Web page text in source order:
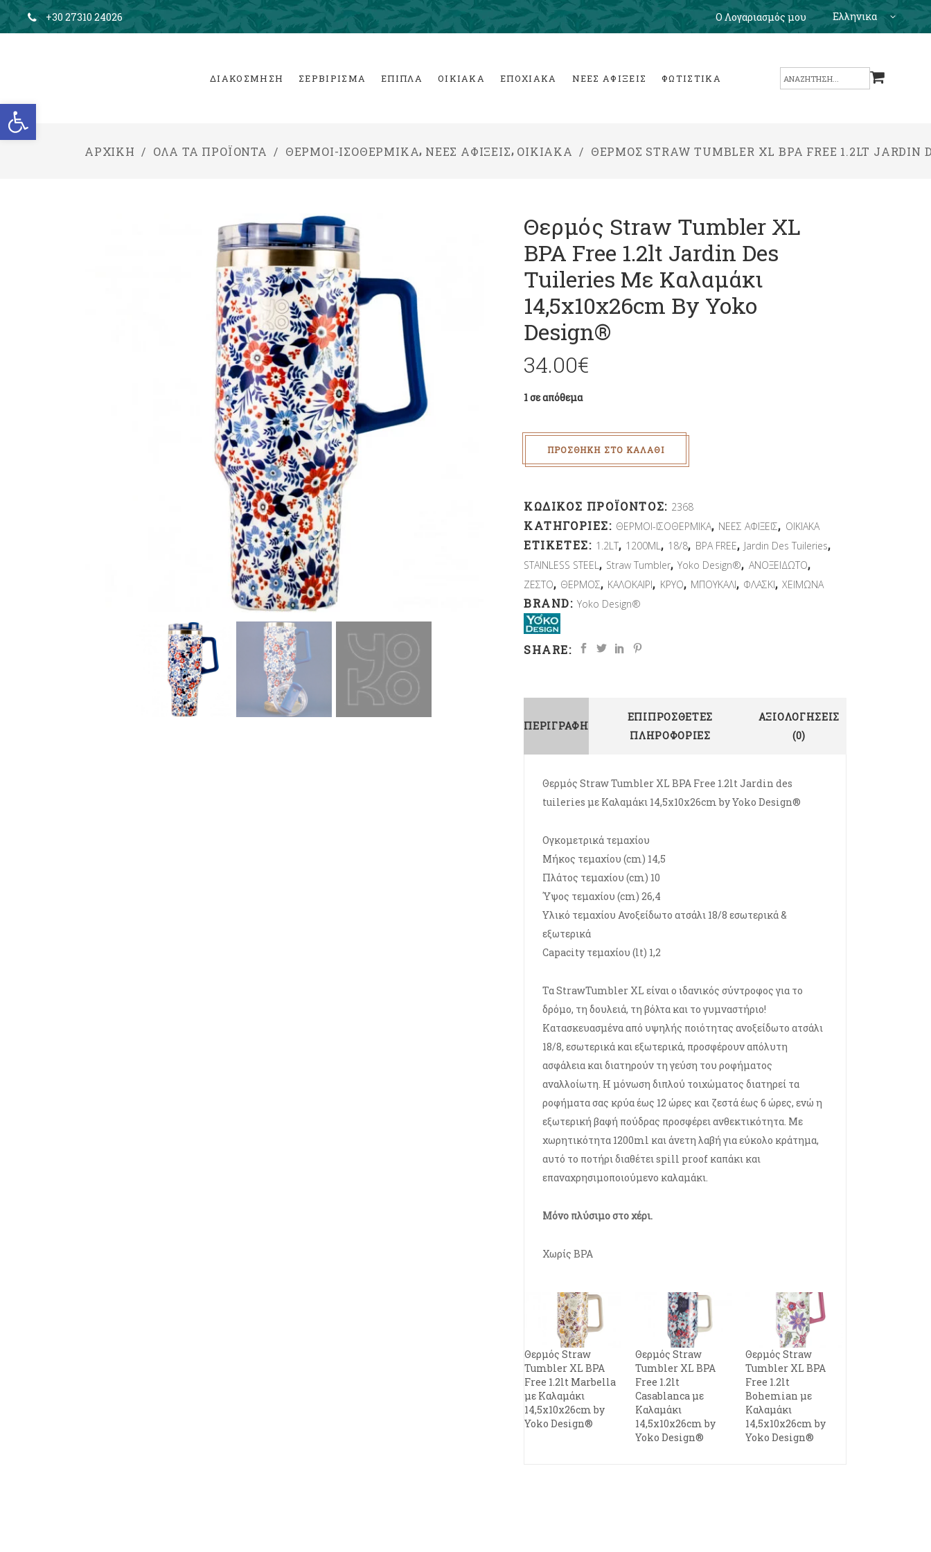
Ανοίξτε τη γραμμή εργαλείων
+30 27310 24026 Ο Λογαριασμός μου Ελληνικα
ΔΙΑΚΟΣΜΗΣΗ ΣΕΡΒΙΡΙΣΜΑ ΕΠΙΠΛΑ ΟΙΚΙΑΚΑ ΕΠΟΧΙΑΚΑ ΝΕΕΣ ΑΦΙΞΕΙΣ ΦΩΤΙΣΤΙΚΑ
Search
ΑΡΧΙΚΉ / ΌΛΑ ΤΑ ΠΡΟΪΌΝΤΑ / ΘΕΡΜΟΙ-ΙΣΟΘΕΡΜΙΚΑ, ΝΕΕΣ ΑΦΙΞΕΙΣ, ΟΙΚΙΑΚΑ / ΘΕΡΜΌΣ STRAW TUMBLER XL BPA FREE 1.2LT
Θερμός Straw Tumbler XL
BPA Free 1.2lt Jardin Des
Tuileries Με Καλαμάκι
14,5x10x26cm By Yoko
Design®
34.00€
1 σε απόθεμα
ΠΡΟΣΘΉΚΗ ΣΤΟ ΚΑΛΆΘΙ
ΚΩΔΙΚΌΣ ΠΡΟΪΌΝΤΟΣ: 2368
ΚΑΤΗΓΟΡΊΕΣ: ΘΕΡΜΟΙ-ΙΣΟΘΕΡΜΙΚΑ, ΝΕΕΣ ΑΦΙΞΕΙΣ, ΟΙΚΙΑΚΑ
ΕΤΙΚΈΤΕΣ: 1.2LT, 1200ML, 18/8, BPA FREE, Jardin Des Tuileries,
STAINLESS STEEL, Straw Tumbler,Yoko Design®, ΑΝΟΞΕΙΔΩΤΟ,
ΖΕΣΤΟ, ΘΕΡΜΟΣ, ΚΑΛΟΚΑΙΡΙ, ΚΡΥΟ, ΜΠΟΥΚΑΛΙ, ΦΛΑΣΚΙ,ΧΕΙΜΩΝΑ
BRAND:Yoko Design®
SHARE:
ΠΕΡΙΓΡΑΦΉ
ΕΠΙΠΡΌΣΘΕΤΕΣ
ΠΛΗΡΟΦΟΡΊΕΣ
ΑΞΙΟΛΟΓΉΣΕΙΣ
(0)
Θερμός Straw Tumbler XL BPA Free 1.2lt Jardin des
tuileries με Καλαμάκι 14,5x10x26cm by Yoko Design®
Ογκομετρικά τεμαχίου
Μήκος τεμαχίου (cm) 14,5
Πλάτος τεμαχίου (cm) 10
Ύψος τεμαχίου (cm) 26,4
Υλικό τεμαχίου Ανοξείδωτο ατσάλι 18/8 εσωτερικά &
εξωτερικά
Capacity τεμαχίου (lt) 1,2
Τα StrawTumbler XL είναι ο ιδανικός σύντροφος για το
δρόμο, τη δουλειά, τη βόλτα και το γυμναστήριο!
Κατασκευασμένα από υψηλής ποιότητας ανοξείδωτο ατσάλι
18/8, εσωτερικά και εξωτερικά, προσφέρουν απόλυτη
ασφάλεια και διατηρούν τη γεύση του ροφήματος
αναλλοίωτη. Η μόνωση διπλού τοιχώματος διατηρεί τα
ροφήματα σας κρύα έως 12 ώρες και ζεστά έως 6 ώρες, ενώ η
εξωτερική βαφή πούδρας προσφέρει ανθεκτικότητα. Με
χωρητικότητα 1200ml και άνετη λαβή για εύκολο κράτημα,
αυτό το ποτήρι διαθέτει spill proof καπάκι και
επαναχρησιμοποιούμενο καλαμάκι.
Μόνο πλύσιμο στο χέρι.
Χωρίς BPA
Θερμός Straw
Tumbler XL BPA
Free 1.2lt Marbella
με Καλαμάκι
14,5x10x26cm by
Yoko Design®
Θερμός Straw
Tumbler XL BPA
Free 1.2lt
Casablanca με
Καλαμάκι
14,5x10x26cm by
Yoko Design®
Θερμός Straw
Tumbler XL BPA
Free 1.2lt
Bohemian με
Καλαμάκι
14,5x10x26cm by
Yoko Design®